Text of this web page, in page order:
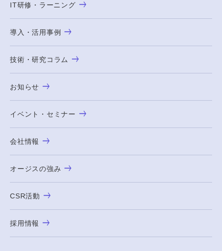
IT研修・ラーニング
導入・活用事例
技術・研究コラム
お知らせ
イベント・セミナー
会社情報
オージスの強み
CSR活動
採用情報